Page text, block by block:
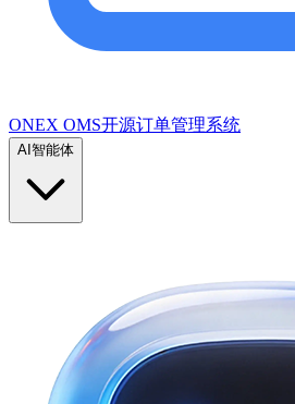
ONEX OMS开源订单管理系统
AI智能体